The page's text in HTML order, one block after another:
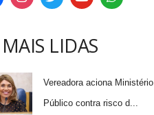
LIDAS
Vereadora aciona Ministério
Público contra risco d...